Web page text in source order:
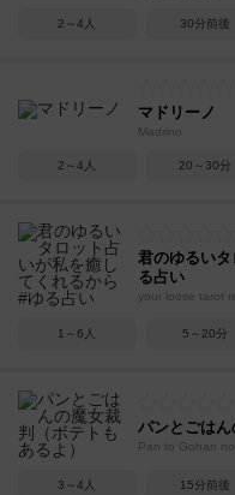
2～4人 30分前後
マドリーノ
Madrino
2～4人 20～30分
君のゆるい
る占い
your loose tarot
1～6人 5～20分
パンとごはん
Pan to Gohan
3～4人 15分前後